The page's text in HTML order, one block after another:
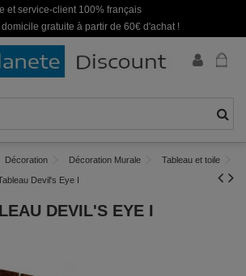
et service-client 100% français
gratuite à partir de 60€ d'achat !
Décoration Décoration Murale Tableau et toile
Devil's Eye I
DEVIL'S EYE I